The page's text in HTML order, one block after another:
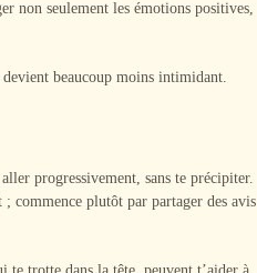
non seulement les émotions positives,
beaucoup moins intimidant.
progressivement, sans te précipiter.
commence plutôt par partager des avis
te trotte dans la tête, peuvent t’aider à